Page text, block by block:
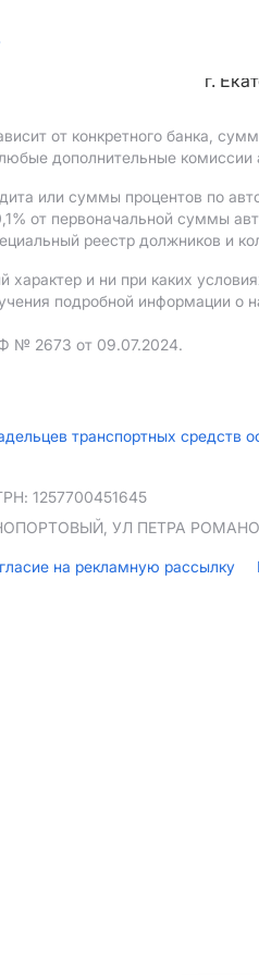
г.
от конкретного банка,
дополнительные
или суммы процентов по
от первоначальной суммы
реестр должников и
и ни при каких
подробной информации о
№ 2673 от 09.07.2024.
транспортных
1257700451645
УЛ ПЕТРА
на рекламную рассылку